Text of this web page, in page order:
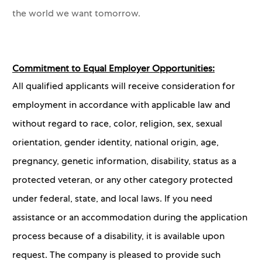
the world we want tomorrow.
Commitment to Equal Employer Opportunities:
All qualified applicants will receive consideration for
employment in accordance with applicable law and
without regard to race, color, religion, sex, sexual
orientation, gender identity, national origin, age,
pregnancy, genetic information, disability, status as a
protected veteran, or any other category protected
under federal, state, and local laws. If you need
assistance or an accommodation during the application
process because of a disability, it is available upon
request. The company is pleased to provide such